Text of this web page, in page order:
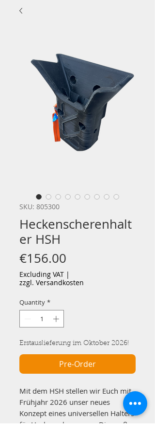
SKU: 805300
Heckenscherenhalt
er HSH
€156.00
Excluding VAT |
zzgl. Versandkosten
Quantity *
Erstauslieferung im Oktober 2026!
Pre-Order
Mit dem HSH stellen wir Euch mit
Frühjahr 2026 unser neues
Konzept eines universellen Halters
für Heckenscheren vor. Die große